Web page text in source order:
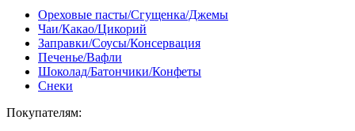
Ореховые пасты/Сгущенка/Джемы
Чаи/Какао/Цикорий
Заправки/Соусы/Консервация
Печенье/Вафли
Шоколад/Батончики/Конфеты
Снеки
Покупателям: